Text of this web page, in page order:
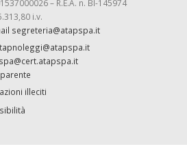
– R.E.A. n. BI-145974
i.v.
segreteria@atapspa.it
illeciti